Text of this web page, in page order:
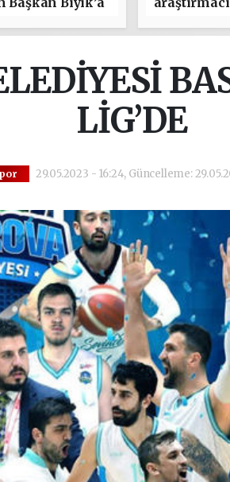
LİG’DE
29.05.2023 - 16:24, Güncelleme: